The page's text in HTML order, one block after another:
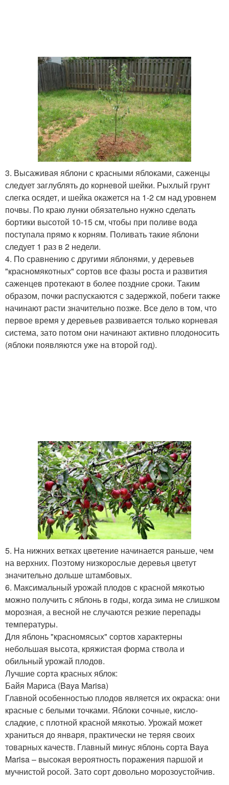
3. Высаживая яблони с красными яблоками, саженцы
следует заглублять до корневой шейки. Рыхлый грунт
слегка осядет, и шейка окажется на 1-2 см над уровнем
почвы. По краю лунки обязательно нужно сделать
бортики высотой 10-15 см, чтобы при поливе вода
поступала прямо к корням. Поливать такие яблони
следует 1 раз в 2 недели.
4. По сравнению с другими яблонями, у деревьев
"красномякотных" сортов все фазы роста и развития
саженцев протекают в более поздние сроки. Таким
образом, почки распускаются с задержкой, побеги также
начинают расти значительно позже. Все дело в том, что
первое время у деревьев развивается только корневая
система, зато потом они начинают активно плодоносить
(яблоки появляются уже на второй год).
5. На нижних ветках цветение начинается раньше, чем
на верхних. Поэтому низкорослые деревья цветут
значительно дольше штамбовых.
6. Максимальный урожай плодов с красной мякотью
можно получить с яблонь в годы, когда зима не слишком
морозная, а весной не случаются резкие перепады
температуры.
Для яблонь "красномясых" сортов характерны
небольшая высота, кряжистая форма ствола и
обильный урожай плодов.
Лучшие сорта красных яблок:
Байя Мариса (Baya Marisa)
Главной особенностью плодов является их окраска: они
красные с белыми точками. Яблоки сочные, кисло-
сладкие, с плотной красной мякотью. Урожай может
храниться до января, практически не теряя своих
товарных качеств. Главный минус яблонь сорта Baya
Marisa – высокая вероятность поражения паршой и
мучнистой росой. Зато сорт довольно морозоустойчив.